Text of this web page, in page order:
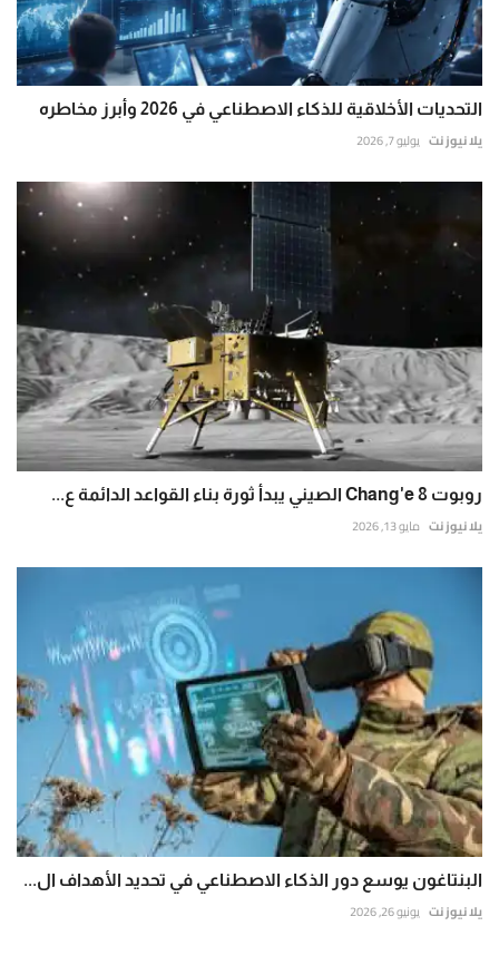
التحديات الأخلاقية للذكاء الاصطناعي في 2026 وأبرز مخاطره
يلا نيوز نت يوليو 7, 2026
روبوت Chang'e 8 الصيني يبدأ ثورة بناء القواعد الدائمة ع...
يلا نيوز نت مايو 13, 2026
البنتاغون يوسع دور الذكاء الاصطناعي في تحديد الأهداف ال...
يلا نيوز نت يونيو 26, 2026